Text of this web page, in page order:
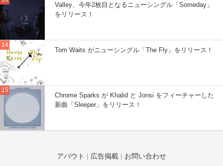
Valley、今年2枚目となるニューシングル「Someday」
をリリース！
Tom Waits がニューシングル「The Fly」をリリース！
Chrome Sparks が Khalid と Jonsi をフィーチャーした
新曲「Sleeper」をリリース！
アバウト | 広告掲載 | お問い合わせ